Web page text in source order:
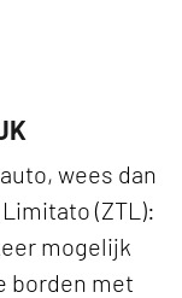
wees dan
(ZTL):
mogelijk
borden met